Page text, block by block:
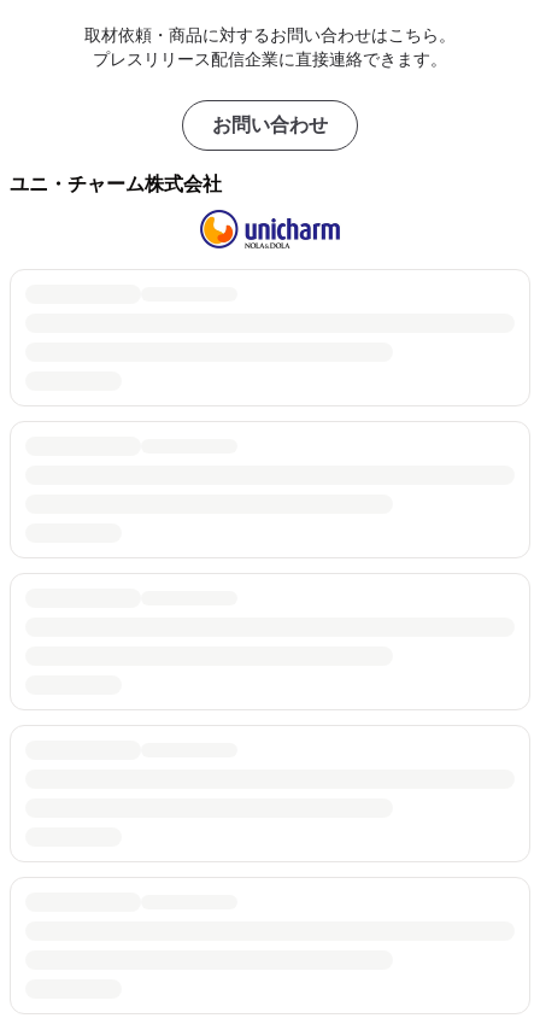
取材依頼・商品に対するお問い合わせはこちら。
プレスリリース配信企業に直接連絡できます。
お問い合わせ
ユニ・チャーム株式会社